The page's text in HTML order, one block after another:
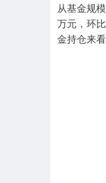
从基金规
万元，环
金持仓来